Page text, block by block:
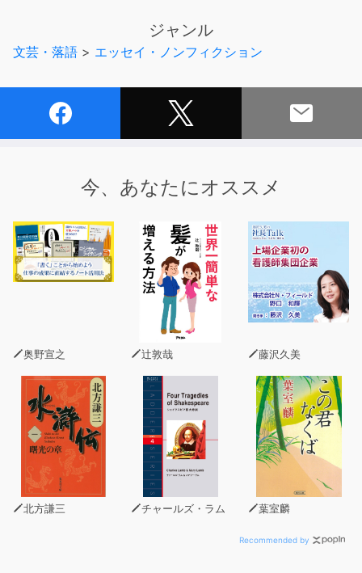
を赤裸々に語った「キリン10の秘密」も収録。インター
ネットには決して上がらない、書籍でしか読めない内容と
さらにパワーアップした、キリンの世界をお楽しみ下さ
「くんにちは! このたび2冊目の書籍を発売することがで
今回の書籍については前作同様、世界中の闇が深い謎につ
いてわかりやすく紹介しつつも各テーマごとに「解説パー
ト」と「考察パート」に分けることで僕の考察力(笑)も爆
発しています。コラムでは僕についての個人情報をかなり
バラまいていますので、ぜひ手に取ってお読みくださいま
第1章 意味深な話と世界の謎
1 入れ替わった冷蔵庫の中身と、バラバラ死体の行方
2 あの世から届いた、死者からのメール
3 当たれば死や病気をもたらす、「妖精の一撃」
4 宇宙語をしゃべる女「ドロドロリー」
5 「意味がわかると怖い話」はこの物語から始まった
ジャンル
文芸・落語 > エッセイ・ノンフィクション
今、あなたにオススメ
奥野宣之 辻敦哉 藤沢久美
北方謙三 チャールズ・ラム 葉室麟
Recommended by